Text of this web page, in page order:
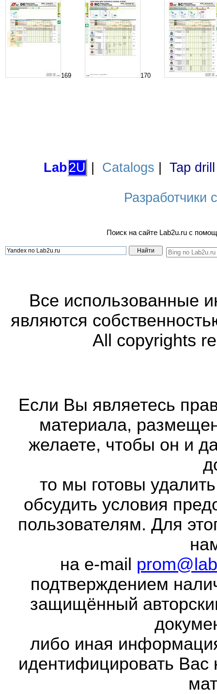
169 170
Lab2U Catalogs Tap
Разработчики
Поиск на сайте Lab2u.ru с
Все использованные
являются
All copyrights
Если Вы являетесь
материала,
желаете, чтобы он и
то мы готовы
обсудить условия
пользователям. Для
на e-mail
подтверждением
защищённый
либо иная
идентифицировать Вас